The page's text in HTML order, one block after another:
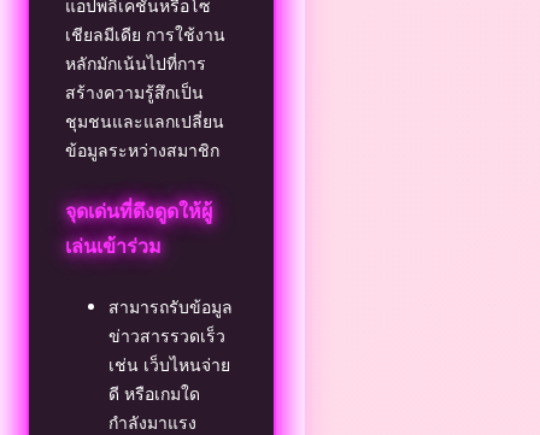
แอปพลิเคชันหรือโซ
เชียลมีเดีย การใช้งาน
หลักมักเน้นไปที่การ
สร้างความรู้สึกเป็น
ชุมชนและแลกเปลี่ยน
ข้อมูลระหว่างสมาชิก
จุดเด่นที่ดึงดูดให้ผู้
เล่นเข้าร่วม
สามารถรับข้อมูล
ข่าวสารรวดเร็ว
เช่น เว็บไหนจ่าย
ดี หรือเกมใด
กำลังมาแรง